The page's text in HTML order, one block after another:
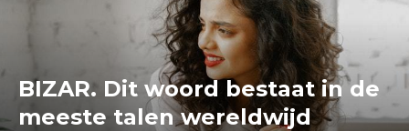
BIZAR. Dit woord bestaat in de
meeste talen wereldwijd